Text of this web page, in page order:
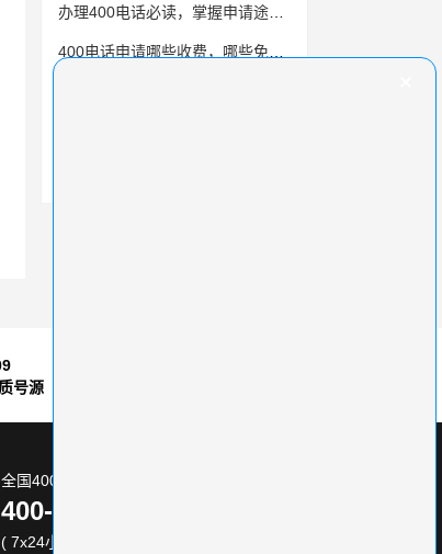
号源
全国400电话服务热线:
400-870-8800
( 7x24小时 )